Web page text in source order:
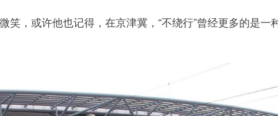
，或许他也记得，在京津冀，“不绕行”曾经更多的是一